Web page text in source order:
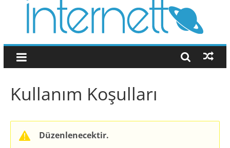
content
İnternetto.Net
|
İnternet
Blogu
Kullanım Koşulları
Düzenlenecektir.